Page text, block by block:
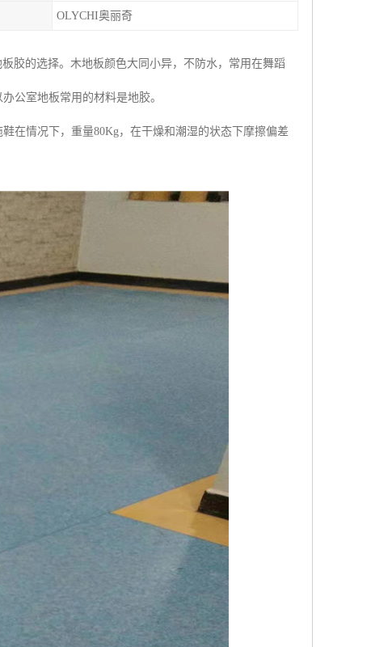
OLYCHI奥丽奇
胶的选择。木地板颜色大同小异，不防水，常用在舞蹈
公室地板常用的材料是地胶。
在情况下，重量80Kg，在干燥和潮湿的状态下摩擦偏差